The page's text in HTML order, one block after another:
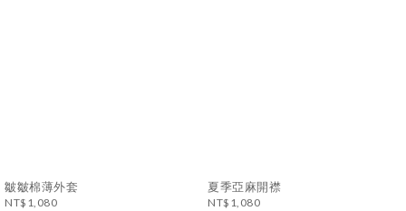
皺皺棉薄外套
NT$1,080
夏季亞麻開襟
NT$1,080